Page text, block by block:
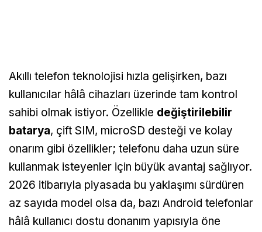
Akıllı telefon teknolojisi hızla gelişirken, bazı
kullanıcılar hâlâ cihazları üzerinde tam kontrol
sahibi olmak istiyor. Özellikle değiştirilebilir
batarya, çift SIM, microSD desteği ve kolay
onarım gibi özellikler; telefonu daha uzun süre
kullanmak isteyenler için büyük avantaj sağlıyor.
2026 itibarıyla piyasada bu yaklaşımı sürdüren
az sayıda model olsa da, bazı Android telefonlar
hâlâ kullanıcı dostu donanım yapısıyla öne